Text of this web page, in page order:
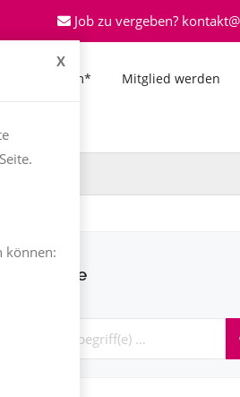
Job zu vergeben?
*Forum* Mitglied werden
Suche
X
können: